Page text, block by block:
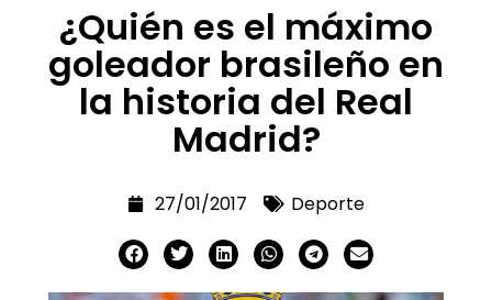
¿Quién es el máximo
goleador brasileño en
la historia del Real
Madrid?
27/01/2017 Deporte